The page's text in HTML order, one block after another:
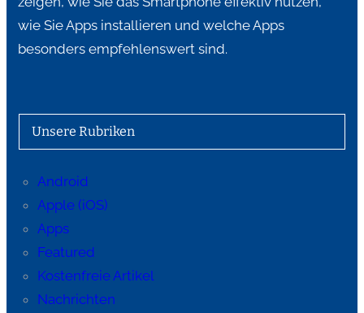
wie Sie Apps installieren und welche Apps
besonders empfehlenswert sind.
Unsere Rubriken
Android
Apple (iOS)
Apps
Featured
Kostenfreie Artikel
Nachrichten